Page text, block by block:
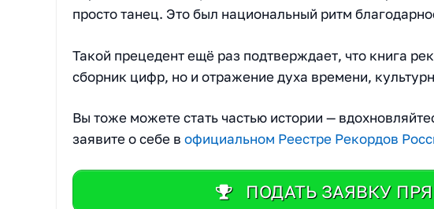
просто танец. Это был национальный ритм
Такой прецедент ещё раз подтверждает, что книга
сборник цифр, но и отражение духа времени,
Вы тоже можете стать частью истории —
заявите о себе в официальном Реестре Рекордов
ПОДАТЬ ЗАЯВКУ